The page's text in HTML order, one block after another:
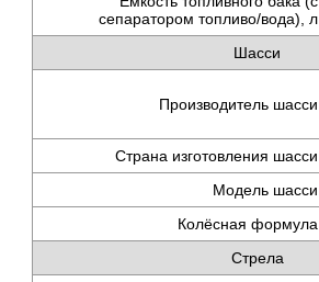
сепаратором топливо/вода), л
Шасси
Производитель шасси
Страна изготовления шасси
Модель шасси
Колёсная формула
Стрела